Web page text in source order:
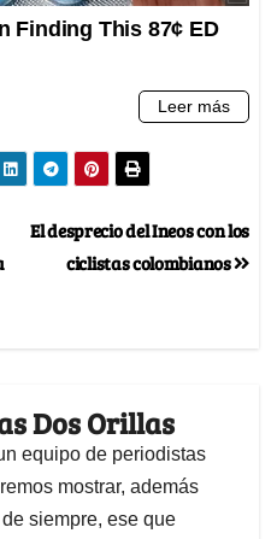
El desprecio del Ineos con los
ciclistas colombianos
Dos Orillas
equipo de periodistas
mostrar, además
siempre, ese que